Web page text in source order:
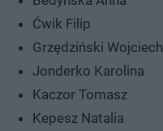
Ćwik Filip
Grzędziński Wojciech
Jonderko Karolina
Kaczor Tomasz
Kepesz Natalia